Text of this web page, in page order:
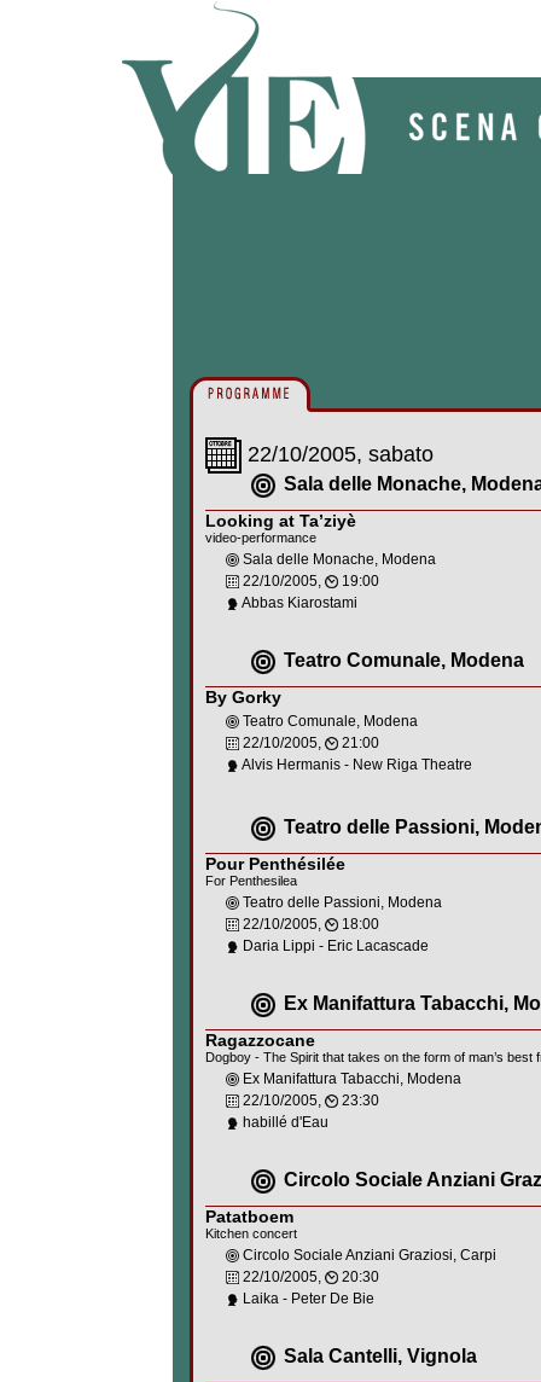
22/10/2005, sabato
Sala delle Monache,
Looking at Ta’ziyè
video-performance
Sala delle Monache, Modena
22/10/2005,
19:00
Abbas Kiarostami
Teatro Comunale, Modena
By Gorky
Teatro Comunale, Modena
22/10/2005,
21:00
Alvis Hermanis - New Riga Theatre
Teatro delle Passioni,
Pour Penthésilée
For Penthesilea
Teatro delle Passioni, Modena
22/10/2005,
18:00
Daria Lippi - Eric Lacascade
Ex Manifattura Tabacchi,
Ragazzocane
Dogboy - The Spirit that takes on the form of man’s best
Ex Manifattura Tabacchi, Modena
22/10/2005,
23:30
habillé d'Eau
Circolo Sociale Anziani
Patatboem
Kitchen concert
Circolo Sociale Anziani Graziosi, Carpi
22/10/2005,
20:30
Laika - Peter De Bie
Sala Cantelli, Vignola